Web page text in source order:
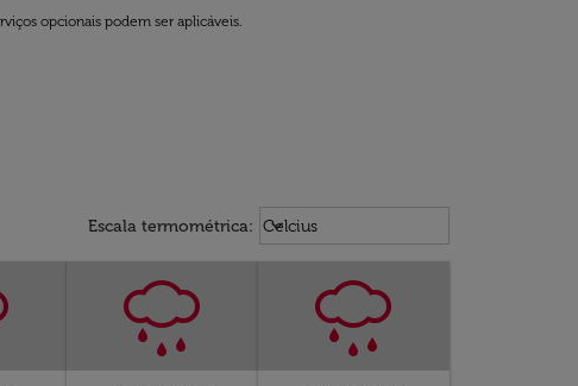
opcionais podem ser aplicáveis.
Escala termométrica: Weather unit option Celcius
Celcius
keyboard_arrow_down